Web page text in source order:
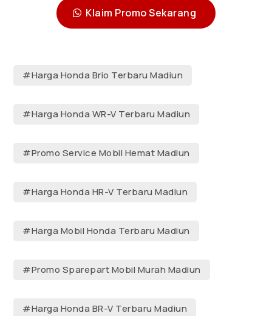
Klaim Promo Sekarang
#Harga Honda Brio Terbaru Madiun
#Harga Honda WR-V Terbaru Madiun
#Promo Service Mobil Hemat Madiun
#Harga Honda HR-V Terbaru Madiun
#Harga Mobil Honda Terbaru Madiun
#Promo Sparepart Mobil Murah Madiun
#Harga Honda BR-V Terbaru Madiun